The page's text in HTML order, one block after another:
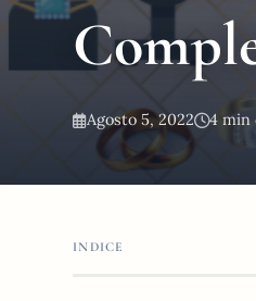
Agosto 5, 2022 4 min
INDICE